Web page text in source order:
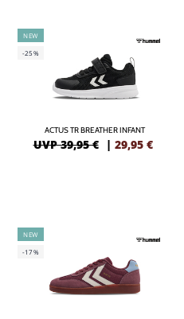
NEW
-25%
ACTUS TR BREATHER INFANT
UVP 39,95 € | 29,95 €
NEW
-17%